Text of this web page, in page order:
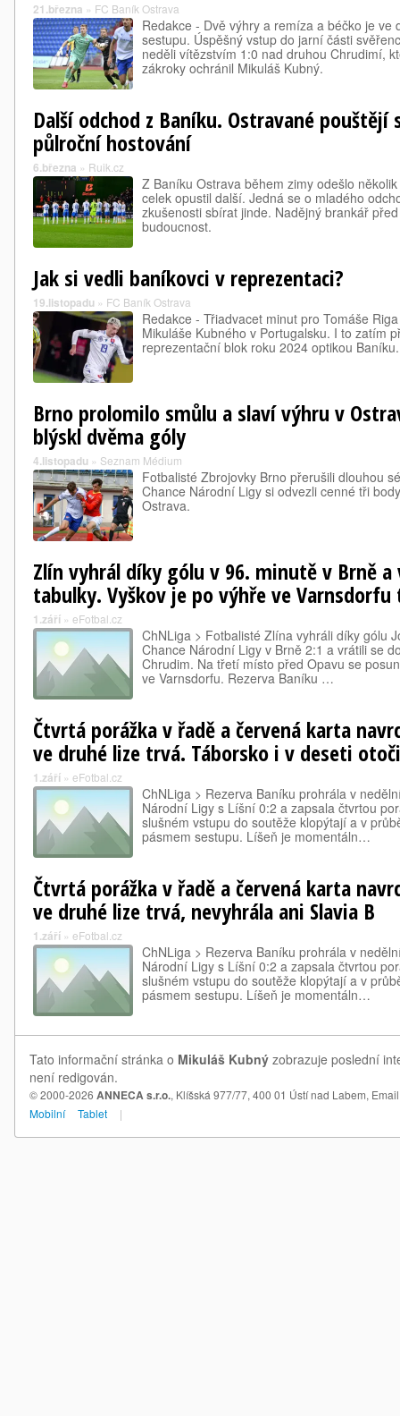
21.března » FC Baník Ostrava
Redakce - Dvě výhry a remíza a béčko je ve
sestupu. Úspěšný vstup do jarní části
neděli vítězstvím 1:0 nad druhou Chrudimí,
zákroky ochránil Mikuláš Kubný.
Další odchod z Baníku. Ostravané
půlroční hostování
6.března » Ruik.cz
Z Baníku Ostrava během zimy odešlo
celek opustil další. Jedná se o mladého
zkušenosti sbírat jinde. Nadějný brankář
budoucnost.
Jak si vedli baníkovci v reprezentaci?
19.listopadu » FC Baník Ostrava
Redakce - Třiadvacet minut pro Tomáše
Mikuláše Kubného v Portugalsku. I to zatím
reprezentační blok roku 2024 optikou Baníku.
Brno prolomilo smůlu a slaví výhru v
blýskl dvěma góly
4.listopadu » Seznam Médium
Fotbalisté Zbrojovky Brno přerušili dlouhou
Chance Národní Ligy si odvezli cenné tři
Ostrava.
Zlín vyhrál díky gólu v 96. minutě v Brně a
tabulky. Vyškov je po výhře ve
1.září » eFotbal.cz
ChNLiga > Fotbalisté Zlína vyhráli díky gólu
Chance Národní Ligy v Brně 2:1 a vrátili se
Chrudim. Na třetí místo před Opavu se
ve Varnsdorfu. Rezerva Baníku …
Čtvrtá porážka v řadě a červená karta
ve druhé lize trvá. Táborsko i v deseti
1.září » eFotbal.cz
ChNLiga > Rezerva Baníku prohrála v
Národní Ligy s Líšní 0:2 a zapsala čtvrtou
slušném vstupu do soutěže klopýtají a v
pásmem sestupu. Líšeň je momentáln…
Čtvrtá porážka v řadě a červená karta
ve druhé lize trvá, nevyhrála ani Slavia B
1.září » eFotbal.cz
ChNLiga > Rezerva Baníku prohrála v
Národní Ligy s Líšní 0:2 a zapsala čtvrtou
slušném vstupu do soutěže klopýtají a v
pásmem sestupu. Líšeň je momentáln…
Tato informační stránka o Mikuláš Kubný zobrazuje poslední
není redigován.
© 2000-2026 ANNECA s.r.o., Klíšská 977/77, 400 01 Ústí nad Labem,
Mobilní
Tablet |